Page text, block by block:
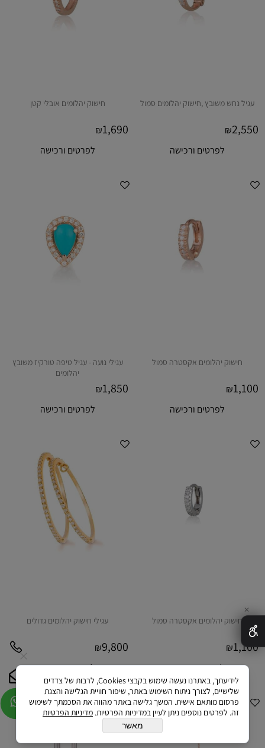
עגיל נחש משובץ ,חישוק יהלומים סמול
₪2,550
לפרטים ורכישה
חישוק יהלומים אובלי קטן
₪1,690
לפרטים ורכישה
חישוק יהלומים אקסטרה סמול
₪1,100
לפרטים ורכישה
עגילי נועה - עגיל טיפה טורקיז משובץ
יהלומים
₪1,850
לפרטים ורכישה
חישוק יהלומים אקסטרה סמול
₪1,100
לפרטים ורכישה
עגילי חישוק יהלומים גדולים
₪9,800
לפרטים ורכישה
✕
לידיעתך, באתרנו נעשה שימוש בקבצי Cookies, לרבות של צדדים
שלישיים, לצורך ניתוח השימוש באתר, שיפור חוויית הגלישה והצגת
פרסום מותאם אישית. המשך גלישה באתר מהווה את הסכמתך לשימוש
זה. לפרטים נוספים ניתן לעיין במדיניות הפרטיות. מדיניות הפרטיות
מאשר